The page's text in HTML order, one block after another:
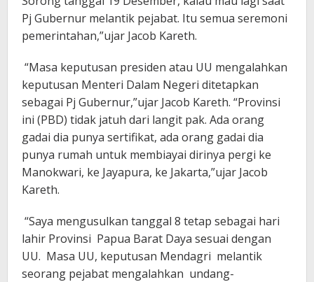
Pj Gubernur melantik pejabat. Itu semua seremoni
pemerintahan,”ujar Jacob Kareth.
“Masa keputusan presiden atau UU mengalahkan
keputusan Menteri Dalam Negeri ditetapkan
sebagai Pj Gubernur,”ujar Jacob Kareth. “Provinsi
ini (PBD) tidak jatuh dari langit pak. Ada orang
gadai dia punya sertifikat, ada orang gadai dia
punya rumah untuk membiayai dirinya pergi ke
Manokwari, ke Jayapura, ke Jakarta,”ujar Jacob
Kareth.
“Saya mengusulkan tanggal 8 tetap sebagai hari
lahir Provinsi Papua Barat Daya sesuai dengan
UU. Masa UU, keputusan Mendagri melantik
seorang pejabat mengalahkan undang-